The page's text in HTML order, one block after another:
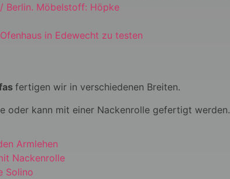
Berlin. Möbelstoff: Höpke
in Edewecht zu testen
fertigen wir in verschiedenen Breiten.
oder kann mit einer Nackenrolle gefertigt werden.
Armlehen
Nackenrolle
Solino